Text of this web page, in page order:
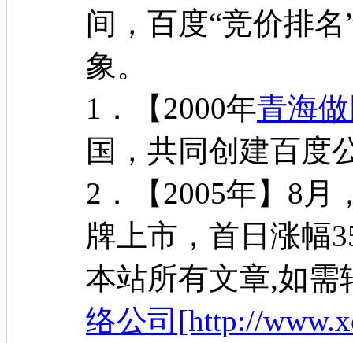
间，百度“竞价排
象。
1．【2000年青海
国，共同创建百度
2．【2005年】8月
牌上市，首日涨幅
本站所有文章,如需
络公司[http://